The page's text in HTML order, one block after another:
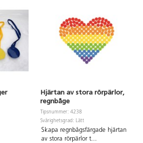
Hjärtan av stora rörpärlor,
regnbåge
Tipsnummer: 4238
Svårighetsgrad: Lätt
Skapa regnbågsfärgade hjärtan
av stora rörpärlor t...